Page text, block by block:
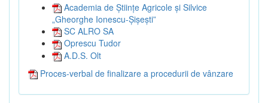
Academia de Științe Agricole și Silvice
„Gheorghe Ionescu-Șișești”
SC ALRO SA
Oprescu Tudor
A.D.S. Olt
Proces-verbal de finalizare a procedurii de vânzare